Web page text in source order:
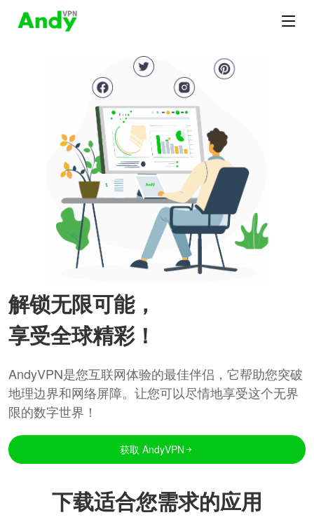
解锁无限可能，
享受全球精彩！
AndyVPN是您互联网体验的最佳伴侣，它帮助您突破
地理边界和网络屏障。让您可以尽情地享受这个无界
限的数字世界！
获取 AndyVPN
下载适合您需求的应用